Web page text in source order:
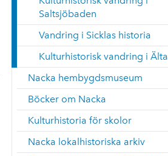
Saltsjöbaden
Vandring i Sicklas historia
Kulturhistorisk vandring i Älta
Nacka hembygdsmuseum
Böcker om Nacka
Kulturhistoria för skolor
Nacka lokalhistoriska arkiv